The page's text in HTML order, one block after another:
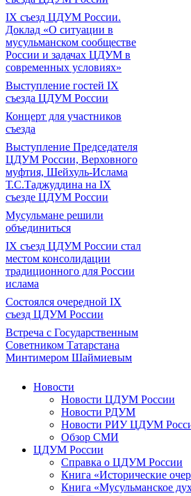
IX съезд ЦДУМ России.
Доклад «О ситуации в
мусульманском сообществе
России и задачах ЦДУМ в
современных условиях»
Выступление гостей IX
съезда ЦДУМ России
Концерт для участников
съезда
Выступление Председателя
ЦДУМ России, Верховного
муфтия, Шейхуль-Ислама
Т.С.Таджуддина на IX
съезде ЦДУМ России
Мусульмане решили
объединиться
IX съезд ЦДУМ России стал
местом консолидации
традиционного для России
ислама
Состоялся очередной IX
съезд ЦДУМ России
Встреча с Государственным
Советником Татарстана
Минтимером Шаймиевым
Новости
Новости ЦДУМ России
Новости РДУМ
Новости РИУ ЦДУМ
Обзор СМИ
ЦДУМ России
Справка о ЦДУМ России
Книга «Исторические
Книга «Мусульманское